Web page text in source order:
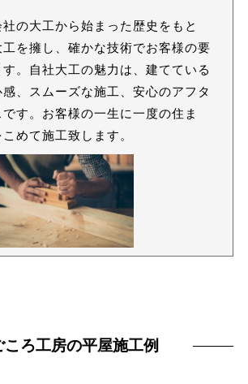
の大工から始まった歴史をもと
を擁し、確かな技術でお客様の要
。自社大工の魅力は、建てている
感、スムーズな施工、安心のアフタ
す。お客様の一生に一度の住ま
めて施工致します。
ころ工房の平屋施工例